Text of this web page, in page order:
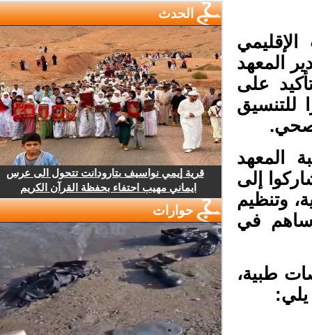
المعهد
على
للتنسيق
المعهد
إلى
وتنظيم
في
طبية،
الحدث
قرية إيمي نواسيف بتارودانت تتحول الى عرس
ايماني مهيب احتفاء بحفظة القرآن الكريم
حوارات